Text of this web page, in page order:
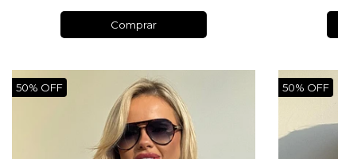
Comprar
50% OFF 50% OFF